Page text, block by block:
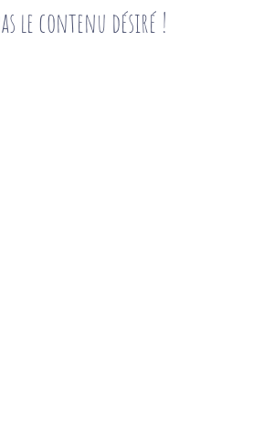
le contenu désiré !